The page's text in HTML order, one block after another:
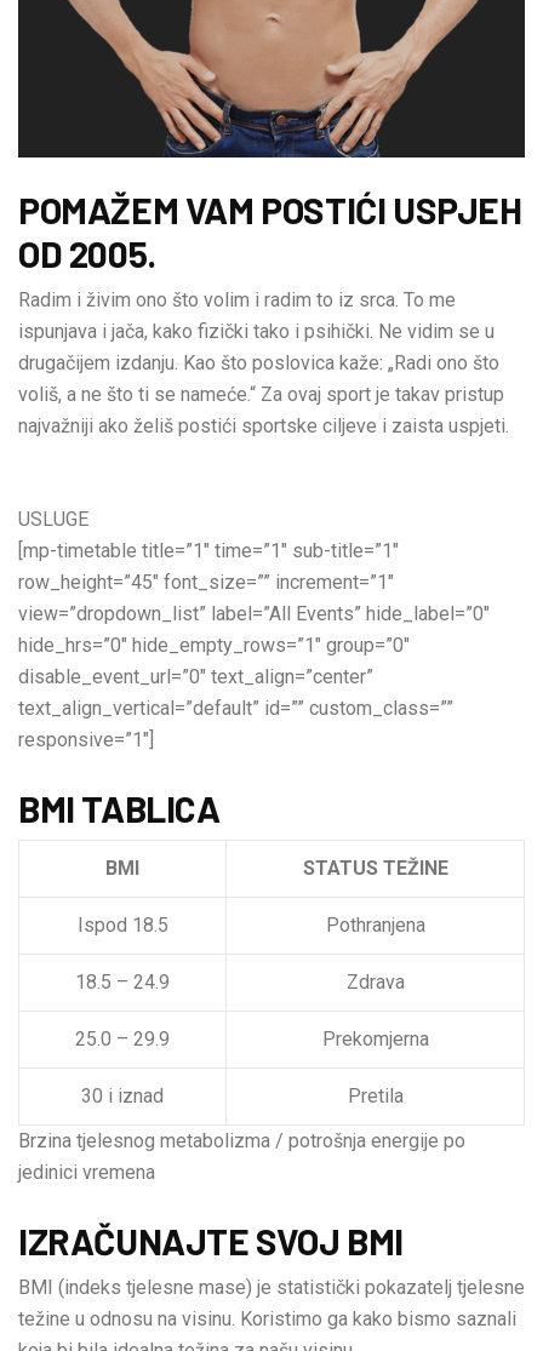
POMAŽEM VAM POSTIĆI USPJEH
OD 2005.
Radim i živim ono što volim i radim to iz srca. To me
ispunjava i jača, kako fizički tako i psihički. Ne vidim se u
drugačijem izdanju. Kao što poslovica kaže: „Radi ono što
voliš, a ne što ti se nameće.“ Za ovaj sport je takav pristup
najvažniji ako želiš postići sportske ciljeve i zaista uspjeti.
USLUGE
[mp-timetable title=”1″ time=”1″ sub-title=”1″
row_height=”45″ font_size=”” increment=”1″
view=”dropdown_list” label=”All Events” hide_label=”0″
hide_hrs=”0″ hide_empty_rows=”1″ group=”0″
disable_event_url=”0″ text_align=”center”
text_align_vertical=”default” id=”” custom_class=””
responsive=”1″]
BMI TABLICA
BMI STATUS TEŽINE
Ispod 18.5 Pothranjena
18.5 – 24.9 Zdrava
25.0 – 29.9 Prekomjerna
30 i iznad
Pretila
Brzina tjelesnog metabolizma / potrošnja energije po
jedinici vremena
IZRAČUNAJTE SVOJ BMI
BMI (indeks tjelesne mase) je statistički pokazatelj tjelesne
težine u odnosu na visinu. Koristimo ga kako bismo saznali